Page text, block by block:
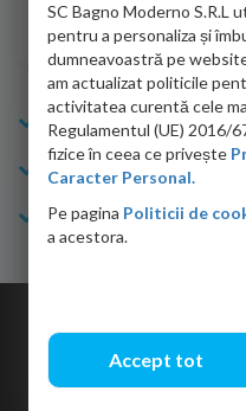
Sofrone Viviana -
Info Bagno
Cumparaturi
Suport clienti
SC Bagno Moderno S.R.L
pentru a personaliza și
dumneavoastră pe
am actualizat politicile
activitatea curentă cele
Regulamentul (UE) 2016/
fizice în ceea ce privește
Caracter Personal.
Pe pagina Politicii de
a acestora.
Accept tot